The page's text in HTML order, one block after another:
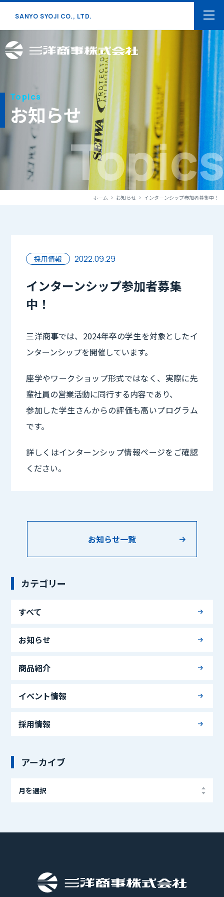
SANYO SYOJI CO., LTD.
Topics
お知らせ
Topics
ホーム お知らせ インターンシップ参加者募集中！
採用情報 2022.09.29
インターンシップ参加者募集
中！
三洋商事では、2024年卒の学生を対象としたイ
ンターンシップを開催しています。
座学やワークショップ形式ではなく、実際に先
輩社員の営業活動に同行する内容であり、
参加した学生さんからの評価も高いプログラム
です。
詳しくはインターンシップ情報ページをご確認
ください。
お知らせ一覧
カテゴリー
すべて
お知らせ
商品紹介
イベント情報
採用情報
アーカイブ